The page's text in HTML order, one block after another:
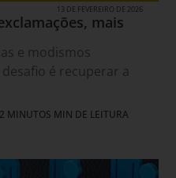
13 DE FEVEREIRO DE 2026
mais
e modismos
é recuperar a
2 MINUTOS MIN DE LEITURA